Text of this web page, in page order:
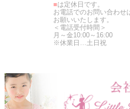
■は定休日です。
お電話でのお問い合わせ
お願いいたします。
＜電話受付時間＞
月～金10:00～16:00
※休業日…土日祝